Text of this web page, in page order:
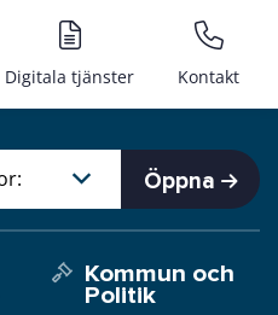
Digitala tjänster Kontakt
Öppna
Kommun och
Politik